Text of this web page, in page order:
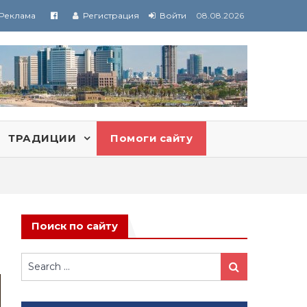
Регистрация Войти 08.08.2026
ТРАДИЦИИ Помоги сайту
Поиск по сайту
Search
for:
Search